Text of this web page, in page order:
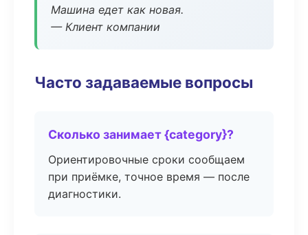
Машина едет как новая.
— Клиент компании
Часто задаваемые вопросы
Сколько занимает {category}?
Ориентировочные сроки сообщаем
при приёмке, точное время — после
диагностики.